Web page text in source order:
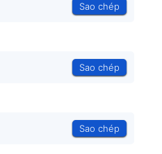
Sao chép
Sao chép
Sao chép